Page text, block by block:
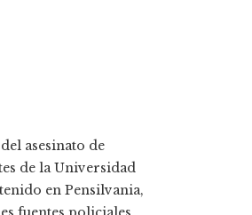
asesinato de
de la Universidad
en Pensilvania,